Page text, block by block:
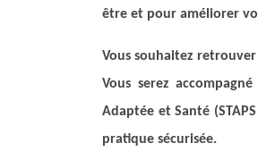
être et pour améliorer
Vous souhaitez
Vous serez
Adaptée et Santé
pratique sécurisée.